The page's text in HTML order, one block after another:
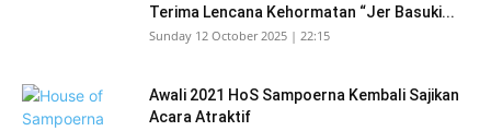
Terima Lencana Kehormatan “Jer Basuki...
Sunday 12 October 2025 | 22:15
Awali 2021 HoS Sampoerna Kembali Sajikan
Acara Atraktif